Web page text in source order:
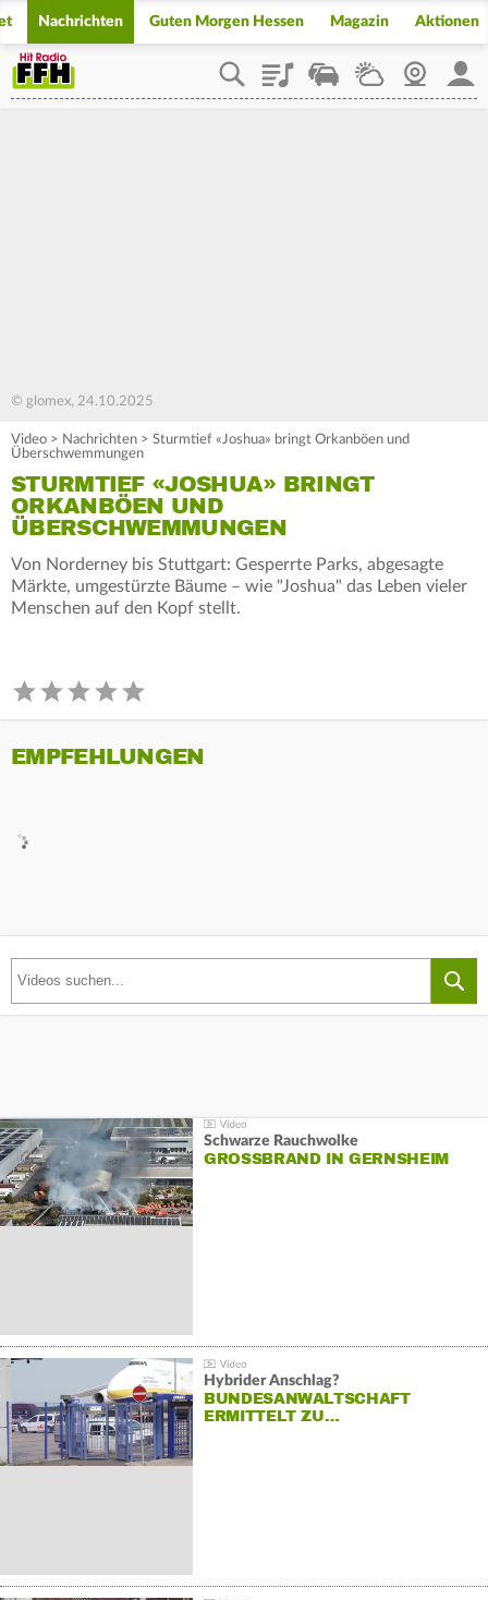
Nachrichten Guten Morgen Hessen Magazin Aktionen
PlaylistStaupilotWetterWebcam
© glomex, 24.10.2025
Video > Nachrichten > Sturmtief «Joshua» bringt Orkanböen und
Überschwemmungen
STURMTIEF «JOSHUA» BRINGT
ORKANBÖEN UND
ÜBERSCHWEMMUNGEN
Von Norderney bis Stuttgart: Gesperrte Parks, abgesagte
Märkte, umgestürzte Bäume – wie "Joshua" das Leben vieler
Menschen auf den Kopf stellt.
EMPFEHLUNGEN
Schwarze Rauchwolke
GROSSBRAND IN GERNSHEIM
Hybrider Anschlag?
BUNDESANWALTSCHAFT
ERMITTELT ZU…